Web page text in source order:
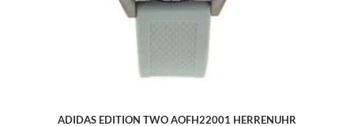
ADIDAS EDITION TWO AOFH22001 HERRENUHR